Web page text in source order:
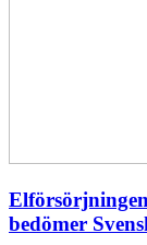
bedömer